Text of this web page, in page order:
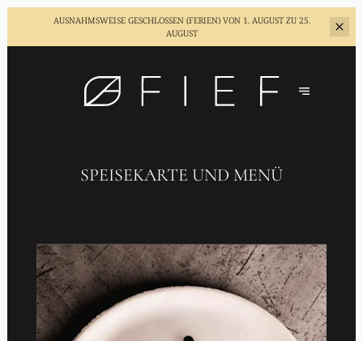
AUSNAHMSWEISE GESCHLOSSEN (FERIEN)VON 1. AUGUST ZU 25.
AUGUST
SPEISEKARTE UND MENÜ